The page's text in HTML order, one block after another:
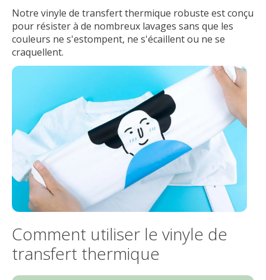
Notre vinyle de transfert thermique robuste est conçu
pour résister à de nombreux lavages sans que les
couleurs ne s'estompent, ne s'écaillent ou ne se
craquellent.
Comment utiliser le vinyle de
transfert thermique